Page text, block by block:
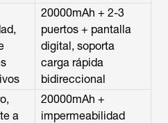
20000mAh + 2-3
puertos + pantalla
digital, soporta
carga rápida
bidireccional
a
20000mAh +
impermeabilidad